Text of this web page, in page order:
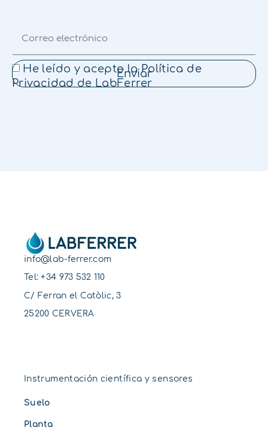
He leído y acepto la Política de
Privacidad de LabFerrer
Enviar
info@lab-ferrer.com
Tel:+34 973 532 110
C/ Ferran el Catòlic, 3
25200 CERVERA
Instrumentación científica y sensores
Suelo
Planta